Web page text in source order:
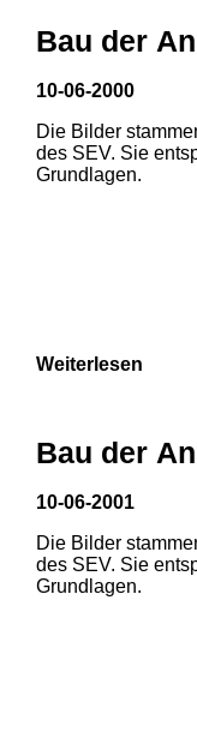
Bau der
10-06-2000
Die Bilder
des SEV. Sie
Grundlagen.
Weiterlesen
Bau der
10-06-2001
Die Bilder
des SEV. Sie
Grundlagen.